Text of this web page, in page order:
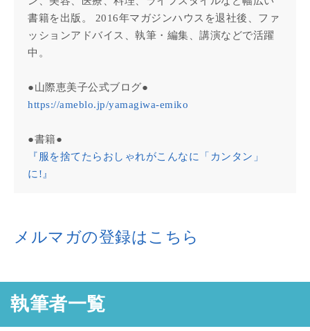
書籍を出版。 2016年マガジンハウスを退社後、ファ
ッションアドバイス、執筆・編集、講演などで活躍
中。
●山際恵美子公式ブログ●
https://ameblo.jp/yamagiwa-emiko
●書籍●
『服を捨てたらおしゃれがこんなに「カンタン」
に!』
メルマガの登録はこちら
執筆者一覧